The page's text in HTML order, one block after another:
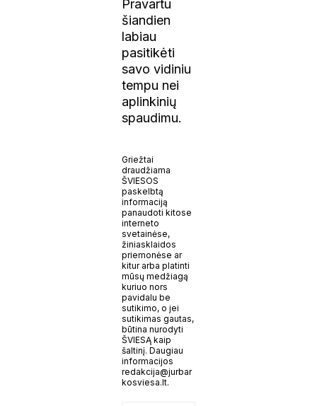
Pravartu
šiandien
labiau
pasitikėti
savo vidiniu
tempu nei
aplinkinių
spaudimu.
Griežtai
draudžiama
ŠVIESOS
paskelbtą
informaciją
panaudoti kitose
interneto
svetainėse,
žiniasklaidos
priemonėse ar
kitur arba platinti
mūsų medžiagą
kuriuo nors
pavidalu be
sutikimo, o jei
sutikimas gautas,
būtina nurodyti
ŠVIESĄ kaip
šaltinį. Daugiau
informacijos
redakcija@jurbar
kosviesa.lt.